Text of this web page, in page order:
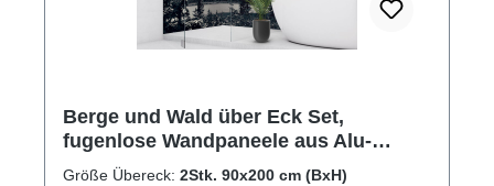
Berge und Wald über Eck Set,
fugenlose Wandpaneele aus Alu-
Verbund 3mm, Duschrückwand
Größe Übereck: 2Stk. 90x200 cm (BxH)